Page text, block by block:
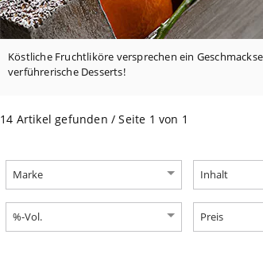
Köstliche Fruchtliköre versprechen ein
verführerische Desserts!
14 Artikel gefunden / Seite 1 von 1
Marke Inhalt
%-Vol. Preis